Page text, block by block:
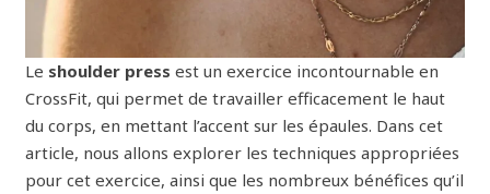
Le shoulder press est un exercice incontournable en
CrossFit, qui permet de travailler efficacement le haut
du corps, en mettant l’accent sur les épaules. Dans cet
article, nous allons explorer les techniques appropriées
pour cet exercice, ainsi que les nombreux bénéfices qu’il